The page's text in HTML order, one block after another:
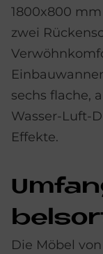
1800x800
zwei
sechs flache,
Wasser-Luft-
Effekte.
Die Möbel